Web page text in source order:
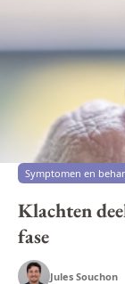
Symptomen en
Klachten
fase
Jules Souchon